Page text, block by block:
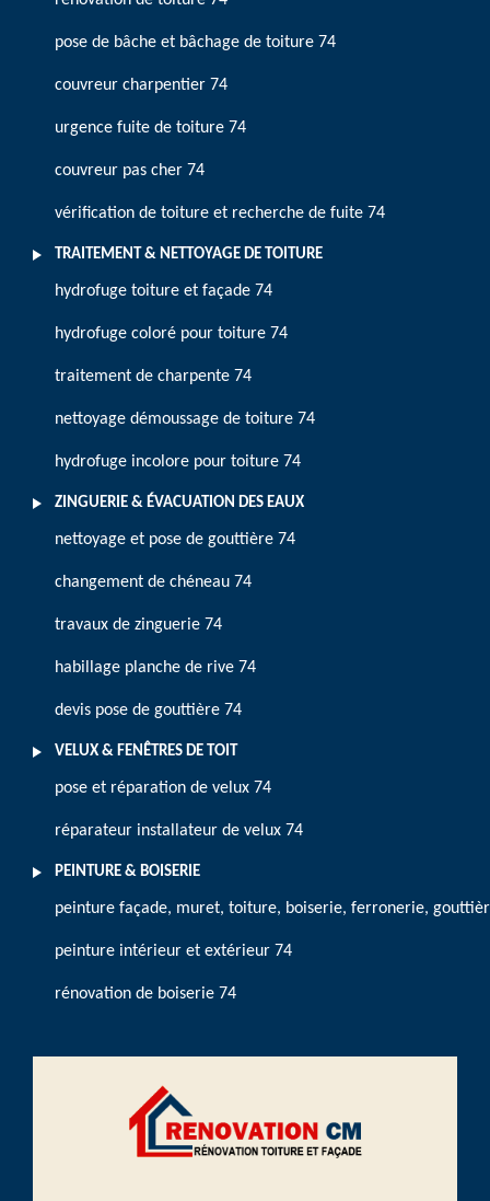
pose de bâche et bâchage de toiture 74
couvreur charpentier 74
urgence fuite de toiture 74
couvreur pas cher 74
vérification de toiture et recherche de fuite 74
TRAITEMENT & NETTOYAGE DE TOITURE
hydrofuge toiture et façade 74
hydrofuge coloré pour toiture 74
traitement de charpente 74
nettoyage démoussage de toiture 74
hydrofuge incolore pour toiture 74
ZINGUERIE & ÉVACUATION DES EAUX
nettoyage et pose de gouttière 74
changement de chéneau 74
travaux de zinguerie 74
habillage planche de rive 74
devis pose de gouttière 74
VELUX & FENÊTRES DE TOIT
pose et réparation de velux 74
réparateur installateur de velux 74
PEINTURE & BOISERIE
peinture façade, muret, toiture, boiserie, ferronerie,
peinture intérieur et extérieur 74
rénovation de boiserie 74